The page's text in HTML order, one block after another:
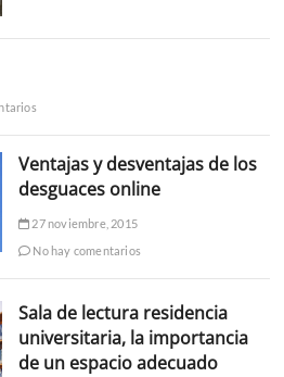
Ventajas y desventajas de los
desguaces online
27 noviembre, 2015
No hay comentarios
Sala de lectura residencia
universitaria, la importancia
de un espacio adecuado